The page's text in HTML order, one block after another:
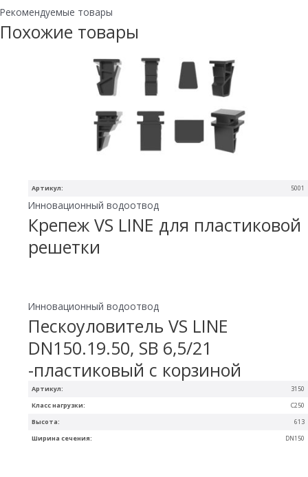
Рекомендуемые товары
Похожие товары
Артикул: 5001
Инновационный водоотвод
Крепеж VS LINE для пластиковой
решетки
Артикул: 3150
Ширина сечения: DN150
Высота: 613
Класс нагрузки: С250
Инновационный водоотвод
Пескоуловитель VS LINE
DN150.19.50, SB 6,5/21
-пластиковый с корзиной